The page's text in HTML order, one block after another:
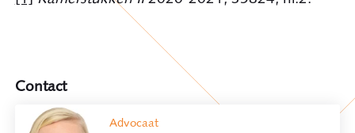
Contact
Advocaat